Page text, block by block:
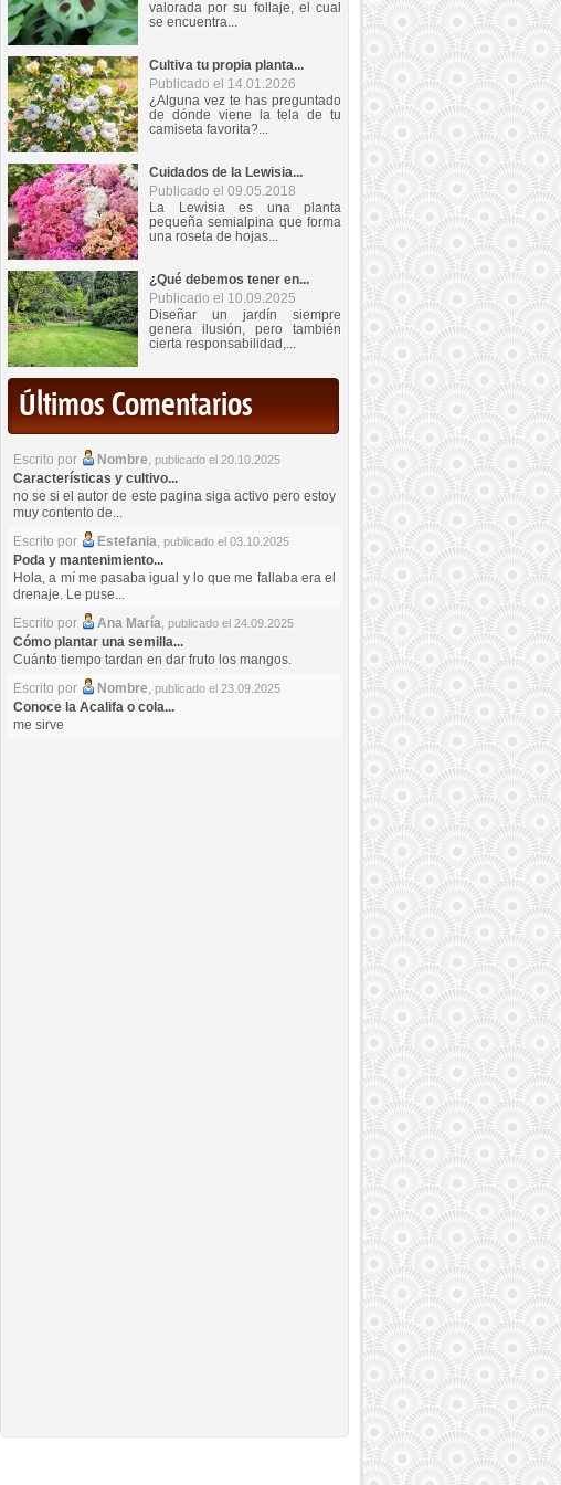
valorada por su follaje, el cual
se encuentra...
Cultiva tu propia planta...
Publicado el 14.01.2026
¿Alguna vez te has preguntado
de dónde viene la tela de tu
camiseta favorita?...
Cuidados de la Lewisia...
Publicado el 09.05.2018
La Lewisia es una planta
pequeña semialpina que forma
una roseta de hojas...
¿Qué debemos tener en...
Publicado el 10.09.2025
Diseñar un jardín siempre
genera ilusión, pero también
cierta responsabilidad,...
Últimos Comentarios
Escrito por Nombre, publicado el 20.10.2025
Características y cultivo...
no se si el autor de este pagina siga activo pero estoy
muy contento de...
Escrito por
Estefania, publicado el 03.10.2025
Poda y mantenimiento...
Hola, a mí me pasaba igual y lo que me fallaba era el
drenaje. Le puse...
Escrito por
Ana María, publicado el 24.09.2025
Cómo plantar una semilla...
Cuánto tiempo tardan en dar fruto los mangos.
Escrito por
Nombre, publicado el 23.09.2025
Conoce la Acalifa o cola...
me sirve